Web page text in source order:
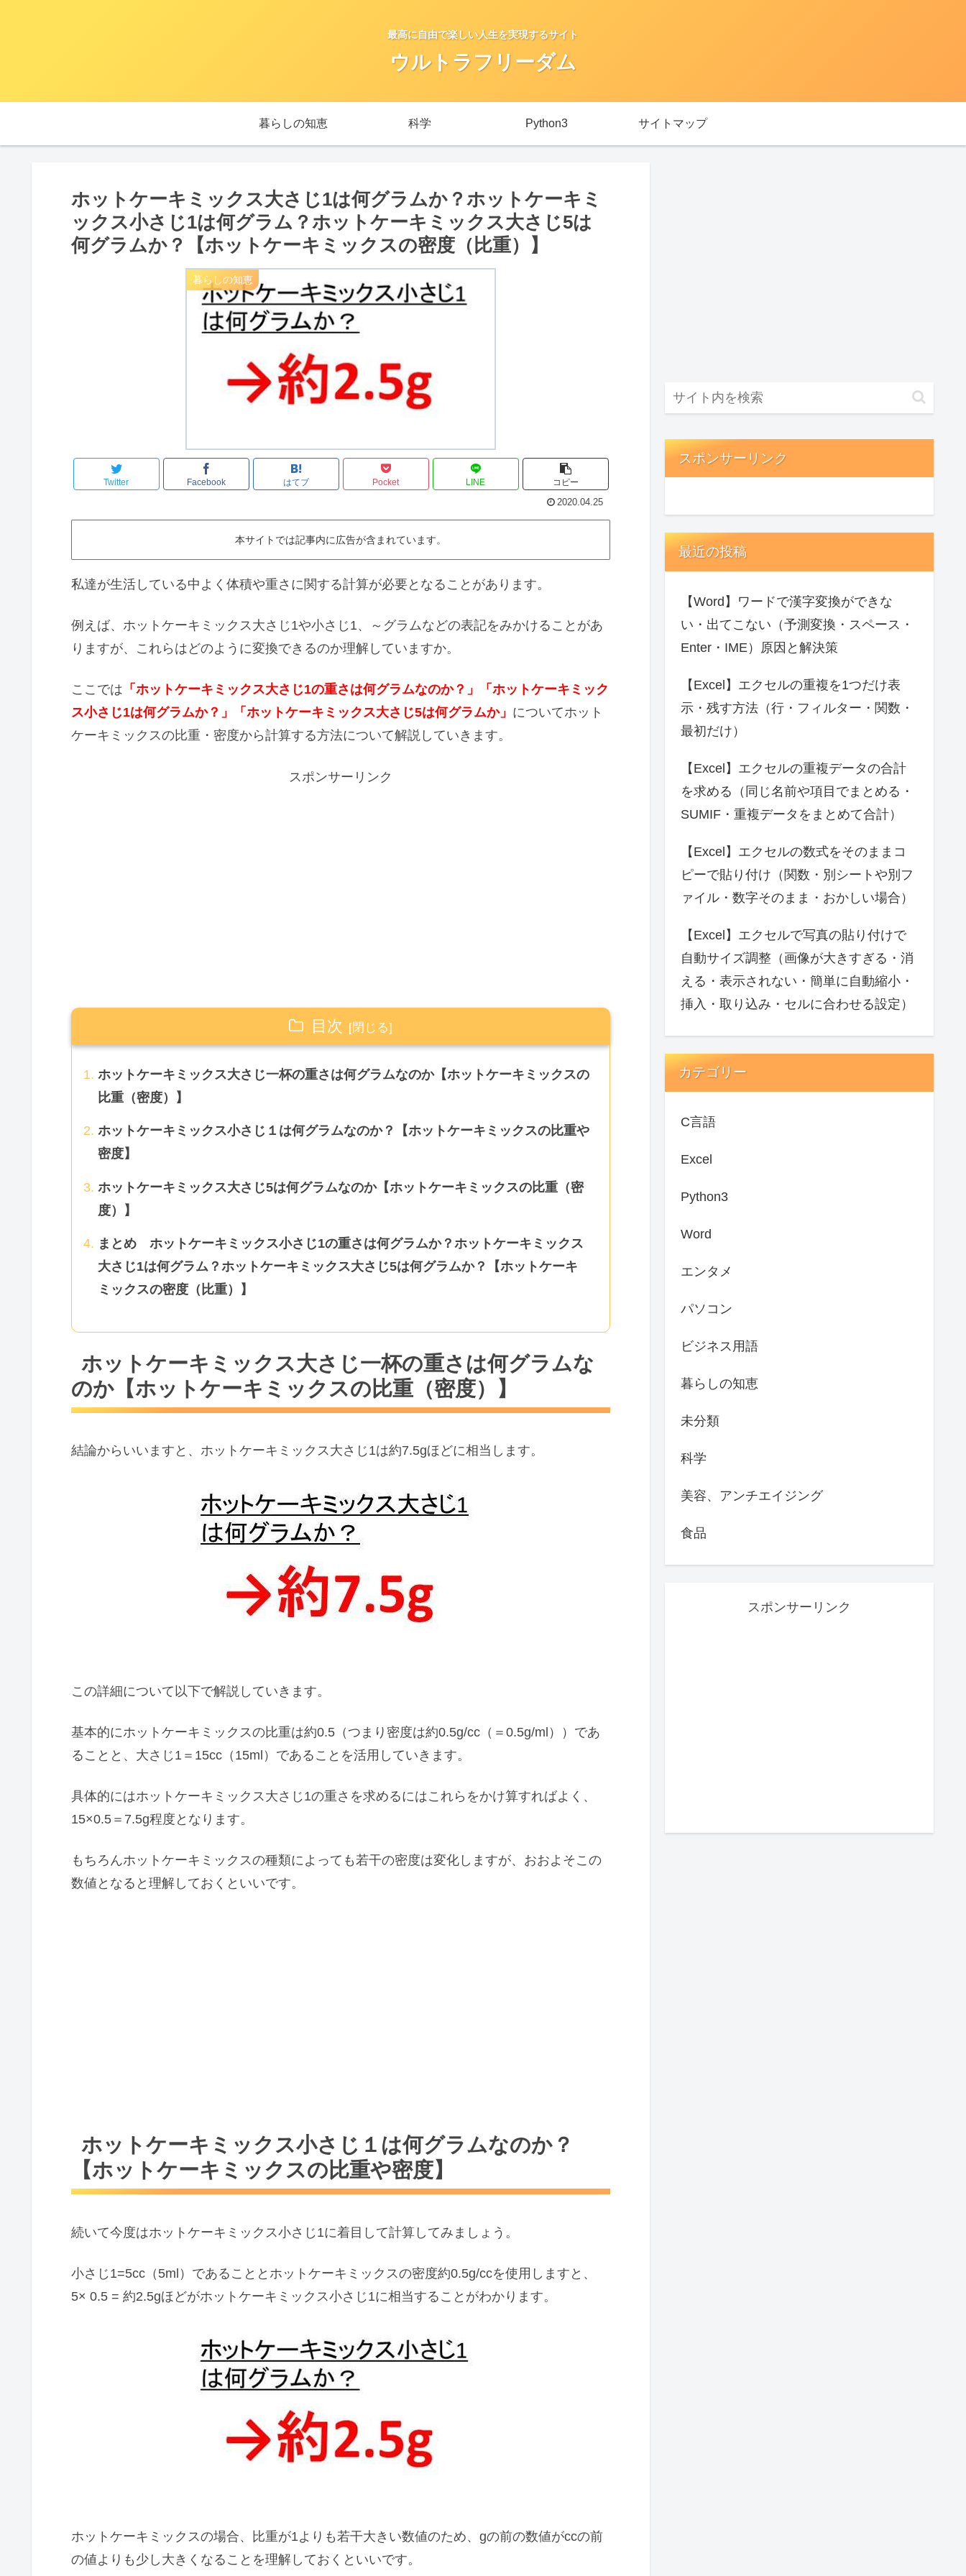
最高に自由で楽しい人生を実現するサイト
ウルトラフリーダム
暮らしの知恵 科学 Python3 サイトマップ
ホットケーキミックス大さじ1は何グラムか？ホットケーキミ
ックス小さじ1は何グラム？ホットケーキミックス大さじ5は
何グラムか？【ホットケーキミックスの密度（比重）】
暮らしの知恵
Twitter Facebook はてブ Pocket LINE コピー
2020.04.25
本サイトでは記事内に広告が含まれています。
私達が生活している中よく体積や重さに関する計算が必要となることがあります。
例えば、ホットケーキミックス大さじ1や小さじ1、～グラムなどの表記をみかけることがあ
りますが、これらはどのように変換できるのか理解していますか。
ここでは 「ホットケーキミックス大さじ1の重さは何グラムなのか？」「ホットケーキミック
ス小さじ1は何グラムか？」「ホットケーキミックス大さじ5は何グラムか」 についてホット
ケーキミックスの比重・密度から計算する方法について解説していきます。
スポンサーリンク
目次
ホットケーキミックス大さじ一杯の重さは何グラムなのか【ホットケーキミックスの
比重（密度）】
ホットケーキミックス小さじ１は何グラムなのか？【ホットケーキミックスの比重や
密度】
ホットケーキミックス大さじ5は何グラムなのか【ホットケーキミックスの比重（密
度）】
まとめ ホットケーキミックス小さじ1の重さは何グラムか？ホットケーキミックス
大さじ1は何グラム？ホットケーキミックス大さじ5は何グラムか？【ホットケーキ
ミックスの密度（比重）】
ホットケーキミックス大さじ一杯の重さは何グラムな
のか【ホットケーキミックスの比重（密度）】
結論からいいますと、ホットケーキミックス大さじ1は約7.5gほどに相当します。
この詳細について以下で解説していきます。
基本的にホットケーキミックスの比重は約0.5（つまり密度は約0.5g/cc（＝0.5g/ml））であ
ることと、大さじ1＝15cc（15ml）であることを活用していきます。
具体的にはホットケーキミックス大さじ1の重さを求めるにはこれらをかけ算すればよく、
15×0.5＝7.5g程度となります。
もちろんホットケーキミックスの種類によっても若干の密度は変化しますが、おおよそこの
数値となると理解しておくといいです。
ホットケーキミックス小さじ１は何グラムなのか？
【ホットケーキミックスの比重や密度】
続いて今度はホットケーキミックス小さじ1に着目して計算してみましょう。
小さじ1=5cc（5ml）であることとホットケーキミックスの密度約0.5g/ccを使用しますと、
5× 0.5 = 約2.5gほどがホットケーキミックス小さじ1に相当することがわかります。
ホットケーキミックスの場合、比重が1よりも若干大きい数値のため、gの前の数値がccの前
の値よりも少し大きくなることを理解しておくといいです。
スポンサーリンク
最近の投稿
【Word】ワードで漢字変換ができな
い・出てこない（予測変換・スペース・
Enter・IME）原因と解決策
【Excel】エクセルの重複を1つだけ表
示・残す方法（行・フィルター・関数・
最初だけ）
【Excel】エクセルの重複データの合計
を求める（同じ名前や項目でまとめる・
SUMIF・重複データをまとめて合計）
【Excel】エクセルの数式をそのままコ
ピーで貼り付け（関数・別シートや別フ
ァイル・数字そのまま・おかしい場合）
【Excel】エクセルで写真の貼り付けで
自動サイズ調整（画像が大きすぎる・消
える・表示されない・簡単に自動縮小・
挿入・取り込み・セルに合わせる設定）
カテゴリー
C言語
Excel
Python3
Word
エンタメ
パソコン
ビジネス用語
暮らしの知恵
未分類
科学
美容、アンチエイジング
食品
スポンサーリンク